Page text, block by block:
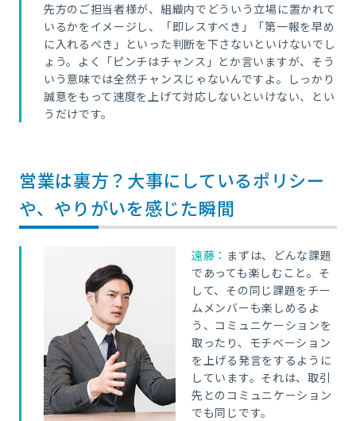
先方のご担当者様が、組織内でどういう立場に置かれて
いるかをイメージし、「即レスすべき」「第一報を早め
に入れるべき」といった判断を下さないといけないでし
ょう。よく「ピンチはチャンス」とか言いますが、そう
いう意味では全然チャンスじゃないんですよ。しっかり
誠意をもって速度を上げて対応しないといけない、とい
うだけです。
営業は裏方？大事にしているポリシー
や、やりがいを感じた瞬間
遠藤： まずは、どんな課題
であっても楽しむこと。そ
して、その同じ課題をチー
ムメンバーも楽しめるよ
う、コミュニケーションを
取ったり、モチベーション
を上げる発言をするように
しています。それは、取引
先とのコミュニケーション
でも同じです。